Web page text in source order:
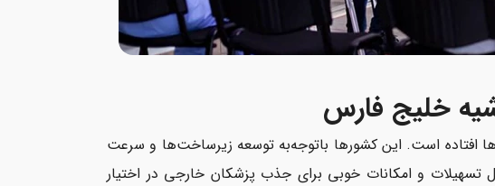
خلیج فارس
افتاده است. این کشورها باتوجه‌به توسعه زیرساخت‌ها و سرعت
تسهیلات و امکانات خوبی برای جذب پزشکان خارجی در اختیار